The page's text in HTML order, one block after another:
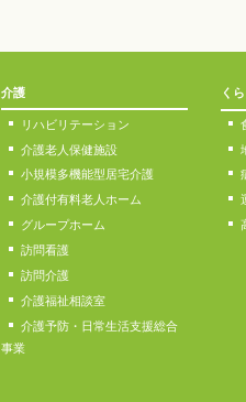
介護
リハビリテーション
介護老人保健施設
小規模多機能型居宅介護
介護付有料老人ホーム
グループホーム
訪問看護
訪問介護
介護福祉相談室
介護予防・日常生活支援総合
事業
く